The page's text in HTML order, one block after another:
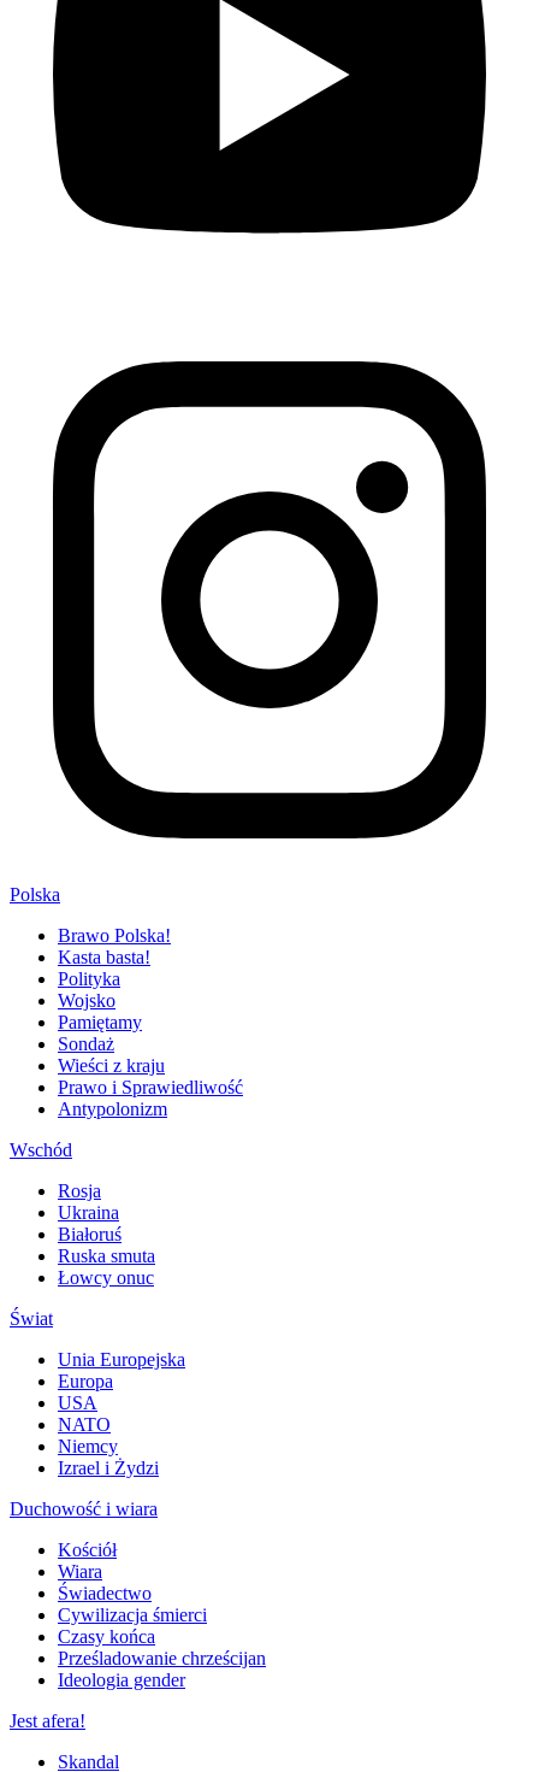
Polska
Brawo Polska!
Kasta basta!
Polityka
Wojsko
Pamiętamy
Sondaż
Wieści z kraju
Prawo i Sprawiedliwość
Antypolonizm
Wschód
Rosja
Ukraina
Białoruś
Ruska smuta
Łowcy onuc
Świat
Unia Europejska
Europa
USA
NATO
Niemcy
Izrael i Żydzi
Duchowość i wiara
Kościół
Wiara
Świadectwo
Cywilizacja śmierci
Czasy końca
Prześladowanie chrześcijan
Ideologia gender
Jest afera!
Skandal